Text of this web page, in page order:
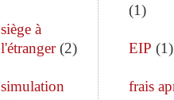
siège à
l'étranger(2)
simulation
(1)
EIP (1)
frais